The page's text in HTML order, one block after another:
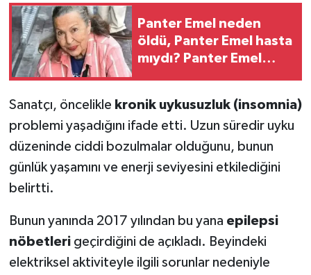
Panter Emel neden
öldü, Panter Emel hasta
mıydı? Panter Emel
Sanatçı, öncelikle kronik uykusuzluk (insomnia)
problemi yaşadığını ifade etti. Uzun süredir uyku
düzeninde ciddi bozulmalar olduğunu, bunun
günlük yaşamını ve enerji seviyesini etkilediğini
belirtti.
Bunun yanında 2017 yılından bu yana epilepsi
nöbetlerigeçirdiğini de açıkladı. Beyindeki
elektriksel aktiviteyle ilgili sorunlar nedeniyle